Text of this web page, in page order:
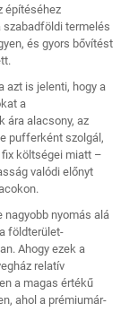
építéséhez
szabadföldi termelés
és gyors bővítést
azt is jelenti, hogy a
a
ára alacsony, az
pufferként szolgál,
költségei miatt –
valódi előnyt
nagyobb nyomás alá
földterület-
Ahogy ezek a
relatív
a magas értékű
ahol a prémiumár-